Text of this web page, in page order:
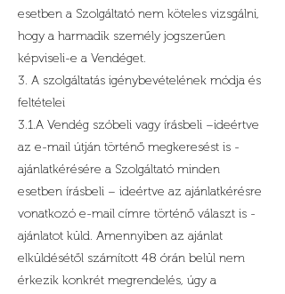
esetben a Szolgáltató nem köteles vizsgálni,
hogy a harmadik személy jogszerűen
képviseli-e a Vendéget.
3. A szolgáltatás igénybevételének módja és
feltételei
3.1.A Vendég szóbeli vagy írásbeli –ideértve
az e-mail útján történő megkeresést is -
ajánlatkérésére a Szolgáltató minden
esetben írásbeli – ideértve az ajánlatkérésre
vonatkozó e-mail címre történő választ is -
ajánlatot küld. Amennyiben az ajánlat
elküldésétől számított 48 órán belül nem
érkezik konkrét megrendelés, úgy a